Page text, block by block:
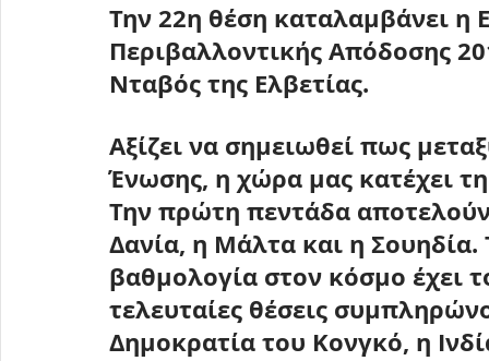
Την 22η θέση καταλαμβάνει η
Περιβαλλοντικής Απόδοσης
Νταβός της Ελβετίας.
Aξίζει να σημειωθεί πως
Ένωσης, η χώρα μας κατέχει
Την πρώτη πεντάδα
Δανία, η Μάλτα και η Σουηδία.
βαθμολογία στον κόσμο έχει
τελευταίες θέσεις
Δημοκρατία του Κονγκό, η